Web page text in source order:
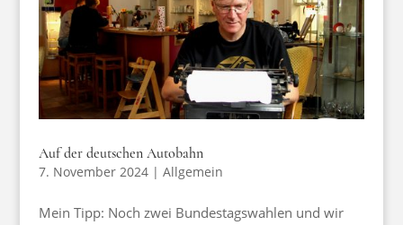
Auf der deutschen Autobahn
7. November 2024| Allgemein
Mein Tipp: Noch zwei Bundestagswahlen und wir